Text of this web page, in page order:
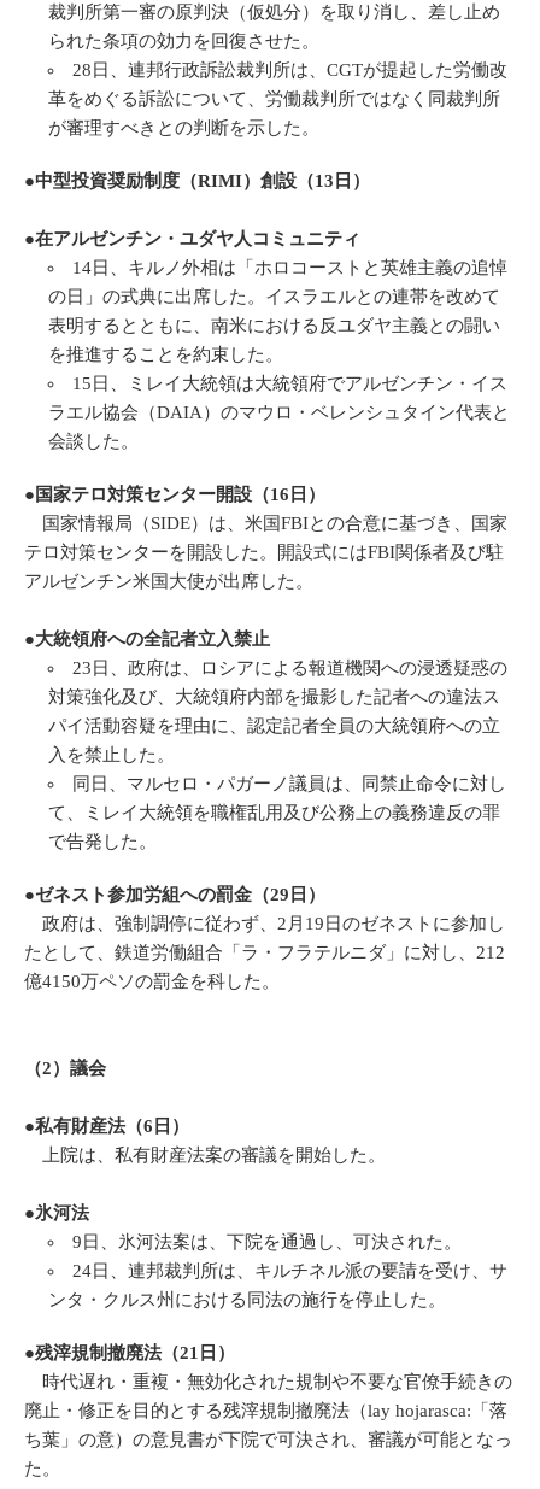
裁判所第一審の原判決（仮処分）を取り消し、差し止め
られた条項の効力を回復させた。
28日、連邦行政訴訟裁判所は、CGTが提起した労働改
革をめぐる訴訟について、労働裁判所ではなく同裁判所
が審理すべきとの判断を示した。
●中型投資奨励制度（RIMI）創設（13 日 ）
●在アルゼンチン・ユダヤ人コミュニティ
14日、キルノ外相は「ホロコーストと英雄主義の追悼
の日」の式典に出席した。イスラエルとの連帯を改めて
表明するとともに、南米における反ユダヤ主義との闘い
を推進することを約束した。
15日、ミレイ大統領は大統領府でアルゼンチン・イス
ラエル協会（DAIA）のマウロ・ベレンシュタイン代表と
会談した。
●国家テロ対策センター開設（16日）
国家情報局（SIDE）は、米国FBIとの合意に基づき、国家
テロ対策センターを開設した。開設式にはFBI関係者及び駐
アルゼンチン米国大使が出席した。
●大統領府への全記者立入禁止
23日、政府は、ロシアによる報道機関への浸透疑惑の
対策強化及び、大統領府内部を撮影した記者への違法ス
パイ活動容疑を理由に、認定記者全員の大統領府への立
入を禁止した。
同日、マルセロ・パガーノ議員は、同禁止命令に対し
て、ミレイ大統領を職権乱用及び公務上の義務違反の罪
で告発した。
●ゼネスト参加労組への罰金（29日）
政府は、強制調停に従わず、2月19日のゼネストに参加し
たとして、鉄道労働組合「ラ・フラテルニダ」に対し、212
億4150万ペソの罰金を科した。
（2）議会
●私有財産法（6 日 ）
上院は、私有財産法案の審議を開始した。
●氷河法
9日、氷河法案は、下院を通過し、可決された。
24日、連邦裁判所は、キルチネル派の要請を受け、サ
ンタ・クルス州における同法の施行を停止した。
●残滓規制撤廃法（21日）
時代遅れ・重複・無効化された規制や不要な官僚手続きの
廃止・修正を目的とする残滓規制撤廃法（lay hojarasca:「落
ち葉」の意）の意見書が下院で可決され、審議が可能となっ
た。